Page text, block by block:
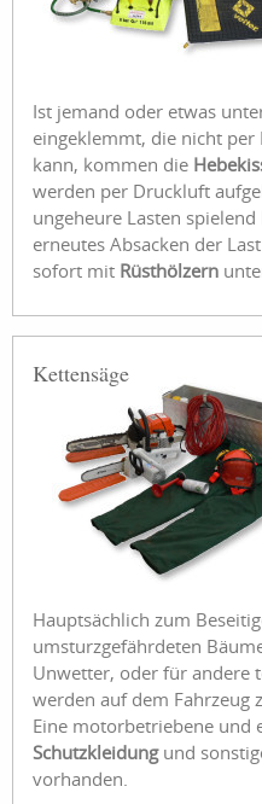
Ist jemand oder etwas
eingeklemmt, die nicht
kann, kommen die
werden per Druckluft
ungeheure Lasten
erneutes Absacken der
sofort mit Rüsthölzern
Kettensäge
Hauptsächlich zum
umsturzgefährdeten
Unwetter, oder für andere
werden auf dem Fahrzeug
Eine motorbetriebene und
Schutzkleidungund
vorhanden.